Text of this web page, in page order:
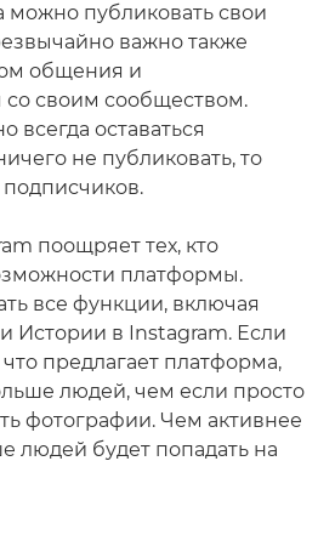
можно публиковать свои
важно также
общения и
своим сообществом.
всегда оставаться
не публиковать, то
поощряет тех, кто
платформы.
все функции, включая
Истории в Instagram. Если
что предлагает платформа,
людей, чем если просто
фотографии. Чем активнее
людей будет попадать на